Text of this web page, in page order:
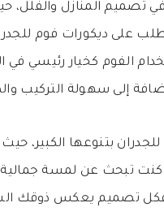
في تصميم المنازل
على ديكورات فوم
الفوم كخيار رئيسي في
إلى سهولة التركيب
للجدران بتنوعها
كنت تبحث عن لمسة
فكل تصميم يعكس ذوقك